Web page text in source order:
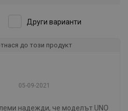
Други варианти
до този продукт
05-09-2021
надежди, че моделът UNO